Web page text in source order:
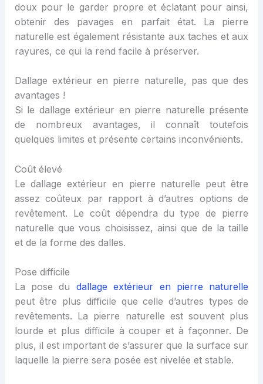
doux pour le garder propre et éclatant pour ainsi,
obtenir des pavages en parfait état. La pierre
naturelle est également résistante aux taches et aux
rayures, ce qui la rend facile à préserver.
Dallage extérieur en pierre naturelle, pas que des
avantages !
Si le dallage extérieur en pierre naturelle présente
de nombreux avantages, il connaît toutefois
quelques limites et présente certains inconvénients.
Coût élevé
Le dallage extérieur en pierre naturelle peut être
assez coûteux par rapport à d’autres options de
revêtement. Le coût dépendra du type de pierre
naturelle que vous choisissez, ainsi que de la taille
et de la forme des dalles.
Pose difficile
La pose du dallage extérieur en pierre naturelle
peut être plus difficile que celle d’autres types de
revêtements. La pierre naturelle est souvent plus
lourde et plus difficile à couper et à façonner. De
plus, il est important de s’assurer que la surface sur
laquelle la pierre sera posée est nivelée et stable.